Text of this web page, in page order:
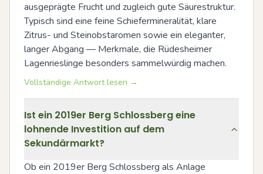
ausgeprägte Frucht und zugleich gute Säurestruktur.
Typisch sind eine feine Schiefermineralität, klare
Zitrus- und Steinobstaromen sowie ein eleganter,
langer Abgang — Merkmale, die Rüdesheimer
Lagenrieslinge besonders sammelwürdig machen.
Vollständige Antwort lesen →
Ist ein 2019er Berg Schlossberg eine
lohnende Investition auf dem
Sekundärmarkt?
Ob ein 2019er Berg Schlossberg als Anlage